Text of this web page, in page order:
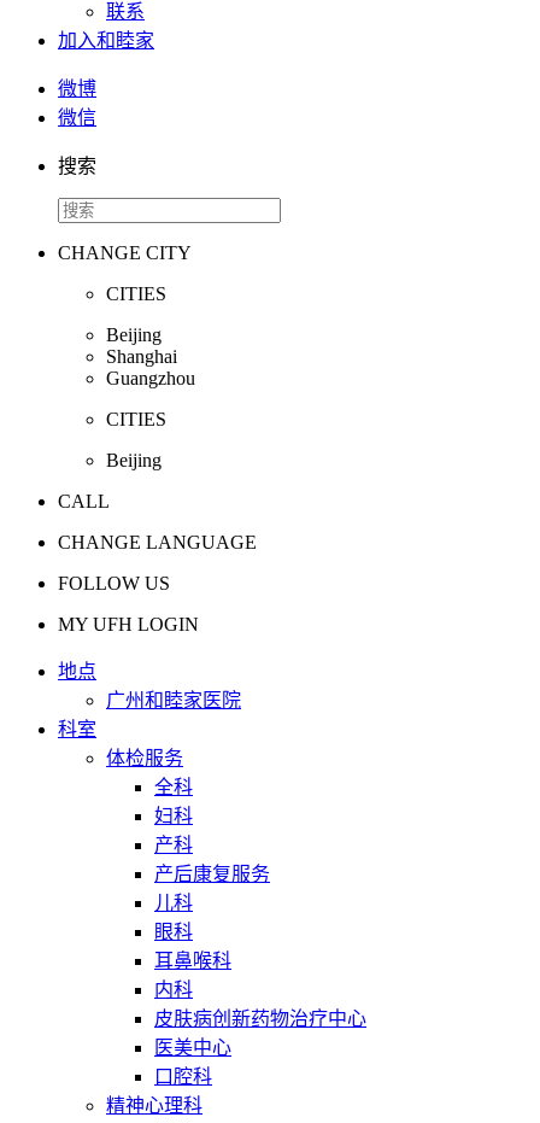
联系
加入和睦家
微博
微信
搜索
CHANGE CITY
CITIES
Beijing
Shanghai
Guangzhou
CITIES
Beijing
CALL
CHANGE LANGUAGE
FOLLOW US
MY UFH LOGIN
地点
广州和睦家医院
科室
体检服务
全科
妇科
产科
产后康复服务
儿科
眼科
耳鼻喉科
内科
皮肤病创新药物治疗中心
医美中心
口腔科
精神心理科